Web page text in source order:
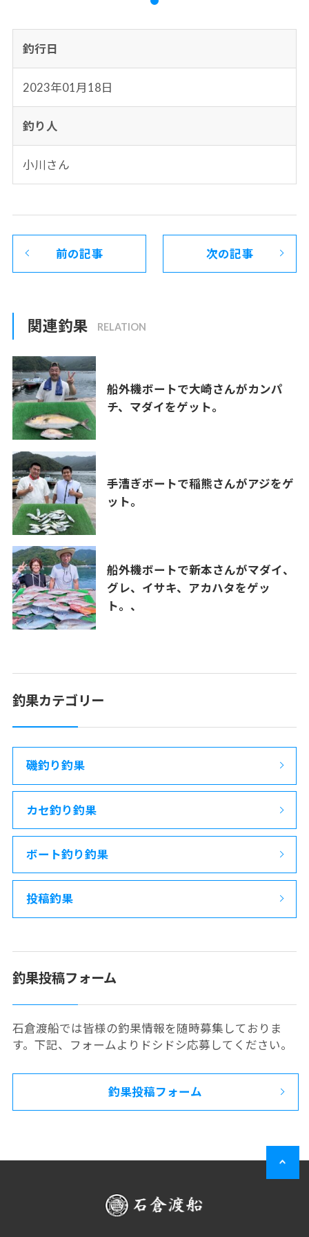
釣行日
2023年01月18日
釣り人
小川さん
前の記事 次の記事
関連釣果
船外機ボートで大崎さんがカンパ
チ、マダイをゲット。
手漕ぎボートで稲熊さんがアジをゲ
ット。
船外機ボートで新本さんがマダイ、
グレ、イサキ、アカハタをゲッ
ト。、
釣果カテゴリー
磯釣り釣果
カセ釣り釣果
ボート釣り釣果
投稿釣果
釣果投稿フォーム
石倉渡船では皆様の釣果情報を随時募集しておりま
す。下記、フォームよりドシドシ応募してください。
釣果投稿フォーム